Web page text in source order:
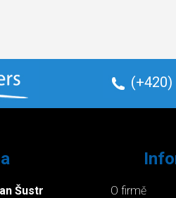
(+420)
Šustr
O firmě